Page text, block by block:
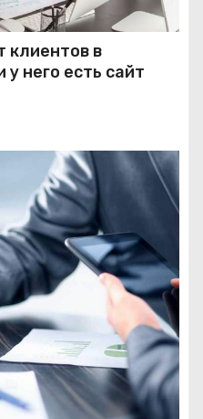
клиентов в
него есть сайт